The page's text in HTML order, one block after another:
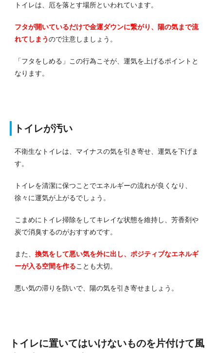
トイレは、厄を落とす場所といわれています。
フタが開いているだけで金運ダウンに繋がり、陽の気まで流
れてしまうので注意しましょう。
「フタをしめる」この行為こそが、運気を上げるポイントと
なります。
トイレが汚い
不衛生なトイレは、マイナスの気を引き寄せ、運気を下げま
す。
トイレを清潔に保つことでエネルギーの流れが良くなり、
徐々に運気が上がるでしょう。
こまめにトイレ掃除をしてキレイな状態を維持し、芳香剤や
炭で消臭するのがおすすめです。
また、 換気をして悪い気を外に出し、ポジティブなエネルギ
ーが入る空間を作ることも大切。
悪い気の滞りを防いで、陽の気を引き寄せましょう。
トイレに置いてはいけないものを片付けて風